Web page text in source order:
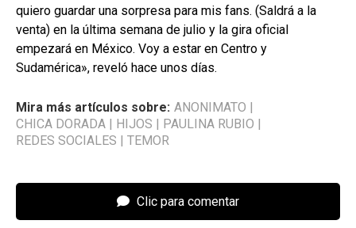
quiero guardar una sorpresa para mis fans. (Saldrá a la
venta) en la última semana de julio y la gira oficial
empezará en México. Voy a estar en Centro y
Sudamérica», reveló hace unos días.
Mira más artículos sobre: ANONIMATO |
CHICA DORADA | HIJOS | PAULINA RUBIO |
REDES SOCIALES | TEMOR
Clic para comentar